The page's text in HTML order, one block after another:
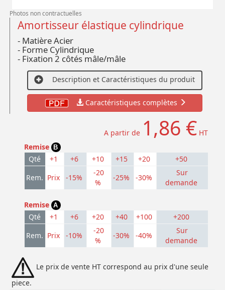
Photos non contractuelles
Amortisseur élastique cylindrique
- Matière Acier
- Forme Cylindrique
- Fixation 2 côtés mâle/mâle
Description et Caractéristiques du produit
Caractéristiques complètes
A partir de 1,86 € HT
Remise B
Qté +1 +6 +10 +15 +20
+50
Rem. Prix -15%
-20
%
-25% -30%
Sur
demande
Remise A
Qté +1 +6 +20 +40 +100
+200
Rem. Prix -10%
-20
%
-30% -40%
Sur
demande
Le prix de vente HT correspond au prix d'une seule
piece.